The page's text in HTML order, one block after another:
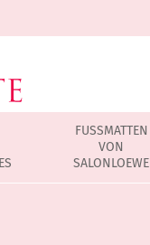
FUSSMATTEN
VON
SALONLOEWE